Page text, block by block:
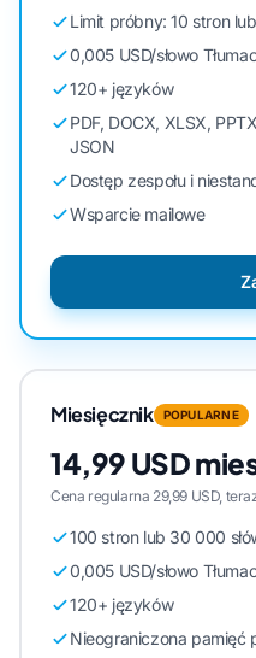
Limit próbny: 10 stron
0,005 USD/słowo
120+ języków
PDF, DOCX, XLSX,
JSON
Dostęp zespołu i
Wsparcie mailowe
Miesięcznik POPULARNE
14,99 USD
Cena regularna 29,99 USD,
100 stron lub 30 000
0,005 USD/słowo
120+ języków
Nieograniczona pamięć